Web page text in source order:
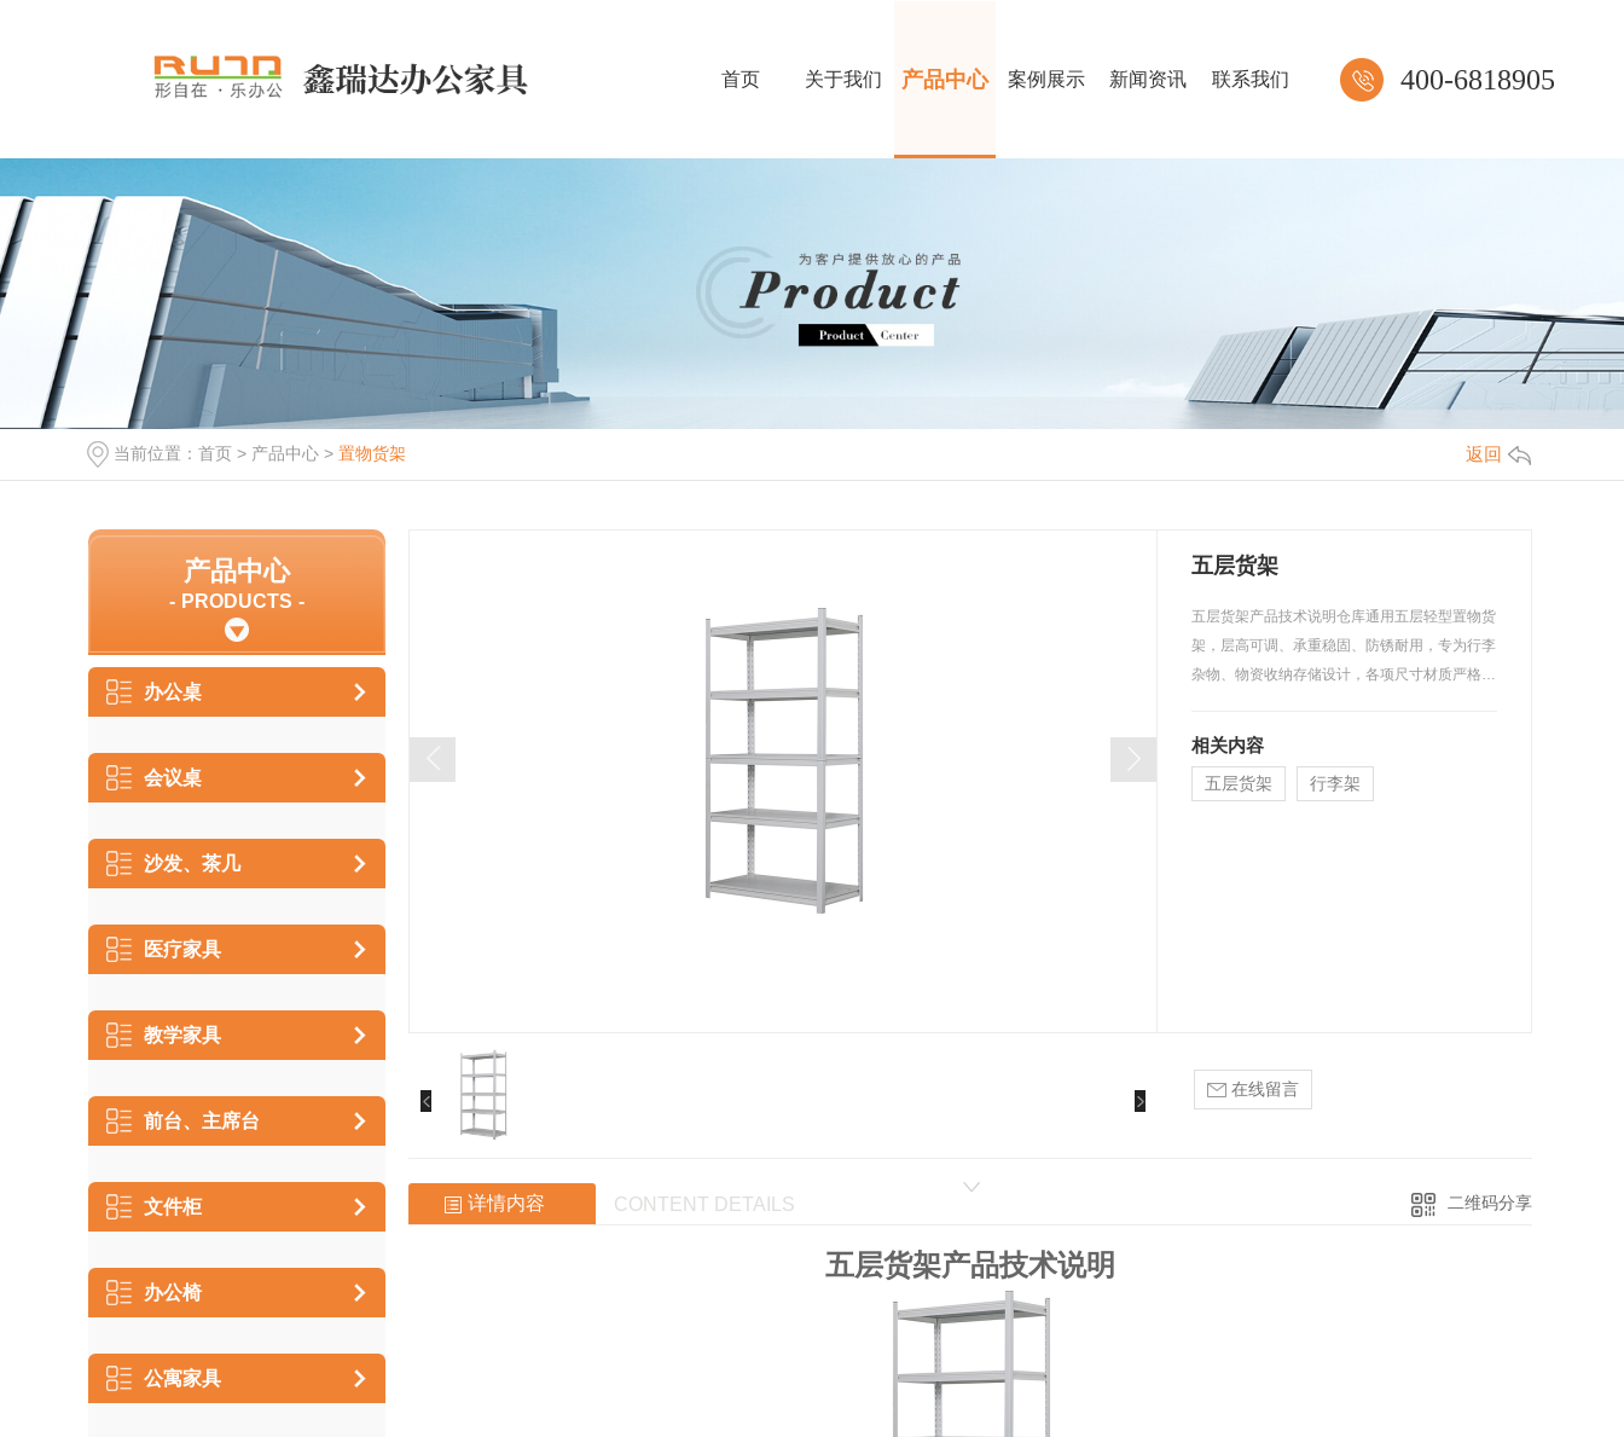
首页 关于我们 产品中心 案例展示 新闻资讯 联系我们 400-6818905
当前位置： 首页 > 产品中心 > 置物货架 返回
产品中心
PRODUCTS
办公桌
会议桌
沙发、茶几
医疗家具
教学家具
前台、主席台
文件柜
办公椅
公寓家具
五层货架
五层货架产品技术说明仓库通用五层轻型置物货
架，层高可调、承重稳固、防锈耐用，专为行李
杂物、物资收纳存储设计，各项尺寸材质严格按
相关内容
五层货架 行李架
在线留言
详情内容 CONTENT DETAILS 二维码分享
五层货架产品技术说明